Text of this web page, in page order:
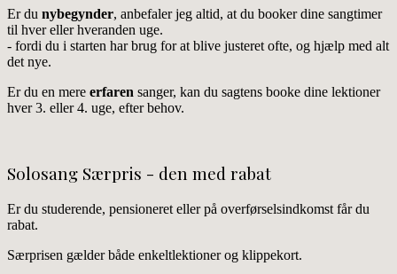
Er du nybegynder, anbefaler jeg altid, at du booker dine sangtimer
til hver eller hveranden uge.
- fordi du i starten har brug for at blive justeret ofte, og hjælp med alt
det nye.
Er du en mere erfaren sanger, kan du sagtens booke dine lektioner
hver 3. eller 4. uge, efter behov.
Solosang Særpris - den med rabat
Er du studerende, pensioneret eller på overførselsindkomst får du
rabat.
Særprisen gælder både enkeltlektioner og klippekort.